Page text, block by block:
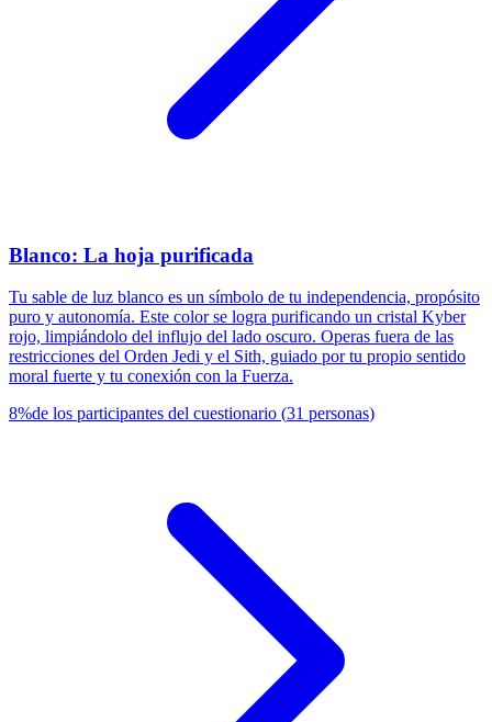
Blanco: La hoja purificada
Tu sable de luz blanco es un símbolo de tu independencia, propósito
puro y autonomía. Este color se logra purificando un cristal Kyber
rojo, limpiándolo del influjo del lado oscuro. Operas fuera de las
restricciones del Orden Jedi y el Sith, guiado por tu propio sentido
moral fuerte y tu conexión con la Fuerza.
8%de los participantes del cuestionario (31 personas)